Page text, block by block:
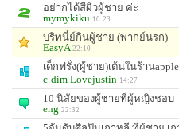
อย่ากได้สีผิวผู้ชาย ค่ะ
mymykiku 10:23
บริทนี่ย์กินผู้ชาย (พากย์นรก)
EasyA 22:10
เด็กฟรั่ง(ผู้ชาย)เต้นในร้าน
c-dim Lovejustin 14:27
10 นิสัยของผู้ชายที่ผู้หญิงชอบ
eng 22:32